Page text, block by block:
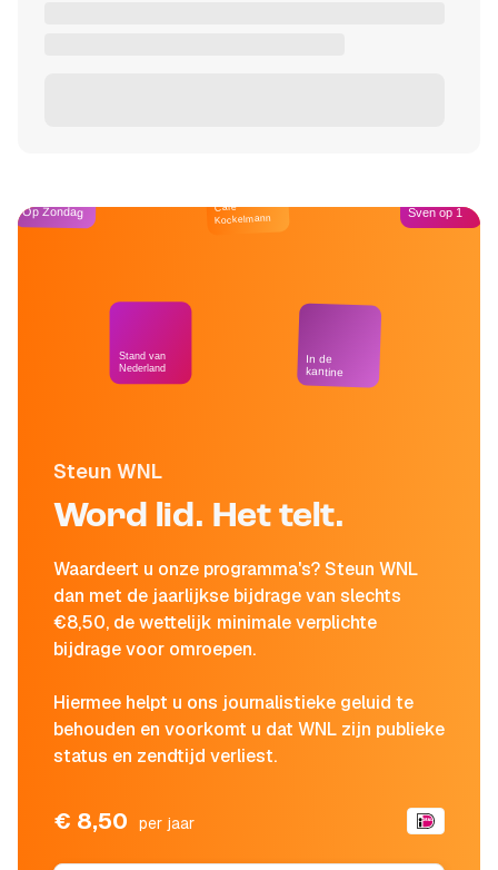
Steun WNL
Word lid. Het telt.
Waardeert u onze programma's? Steun WNL
dan met de jaarlijkse bijdrage van slechts
€8,50, de wettelijk minimale verplichte
bijdrage voor omroepen.
Hiermee helpt u ons journalistieke geluid te
behouden en voorkomt u dat WNL zijn publieke
status en zendtijd verliest.
€ 8,50 per jaar
Op Zondag
Stand van
Nederland
Café
Kockelmann
In de
kantine
Sven op 1